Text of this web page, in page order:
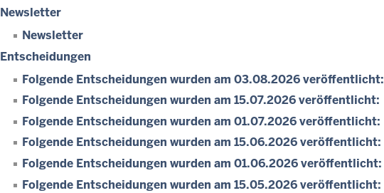
Newsletter
Newsletter
Entscheidungen
Folgende Entscheidungen wurden am 03.08.2026 veröffentlicht:
Folgende Entscheidungen wurden am 15.07.2026 veröffentlicht:
Folgende Entscheidungen wurden am 01.07.2026 veröffentlicht:
Folgende Entscheidungen wurden am 15.06.2026 veröffentlicht:
Folgende Entscheidungen wurden am 01.06.2026 veröffentlicht:
Folgende Entscheidungen wurden am 15.05.2026 veröffentlicht: